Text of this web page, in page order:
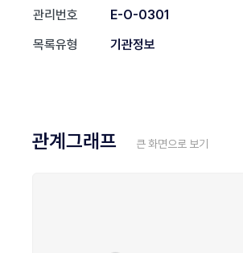
관리번호
E-O-0301
목록유형
기관정보
관계그래프 큰 화면으로 보기